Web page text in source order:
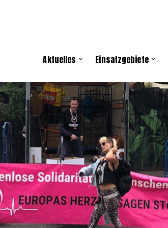
Aktuelles Einsatzgebiete